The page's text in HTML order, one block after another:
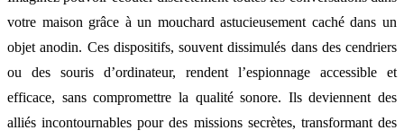
votre maison grâce à un mouchard astucieusement caché dans un
objet anodin. Ces dispositifs, souvent dissimulés dans des cendriers
ou des souris d’ordinateur, rendent l’espionnage accessible et
efficace, sans compromettre la qualité sonore. Ils deviennent des
alliés incontournables pour des missions secrètes, transformant des